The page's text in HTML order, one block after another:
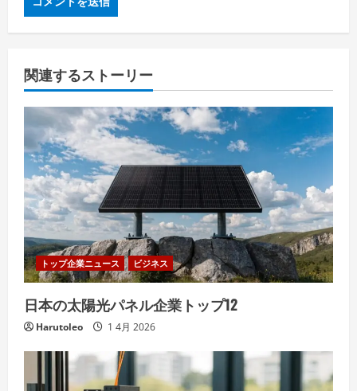
関連するストーリー
トップ企業ニュース ビジネス
日本の太陽光パネル企業トップ12
Harutoleo 1 4月 2026